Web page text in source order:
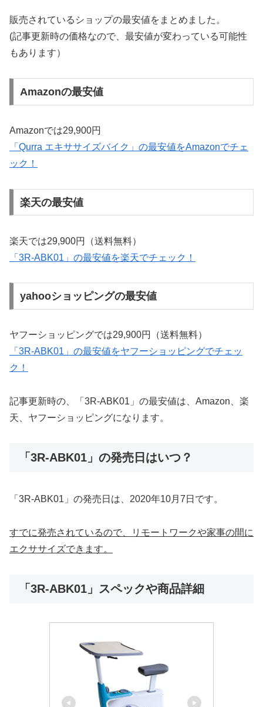
販売されているショップの最安値をまとめました。
(記事更新時の価格なので、最安値が変わっている可能性
もあります）
Amazonの最安値
Amazonでは29,900円
「Qurra エキササイズバイク」の最安値をAmazonでチェ
ック！
楽天の最安値
楽天では29,900円（送料無料）
「3R-ABK01」の最安値を楽天でチェック！
yahooショッピングの最安値
ヤフーショッピングでは29,900円（送料無料）
「3R-ABK01」の最安値をヤフーショッピングでチェッ
ク！
記事更新時の、「3R-ABK01」の最安値は、Amazon、楽
天、ヤフーショッピングになります。
「3R-ABK01」の発売日はいつ？
「3R-ABK01」の発売日は、2020年10月7日です。
すでに発売されているので、リモートワークや家事の間に
エクササイズできます。
「3R-ABK01」スペックや商品詳細